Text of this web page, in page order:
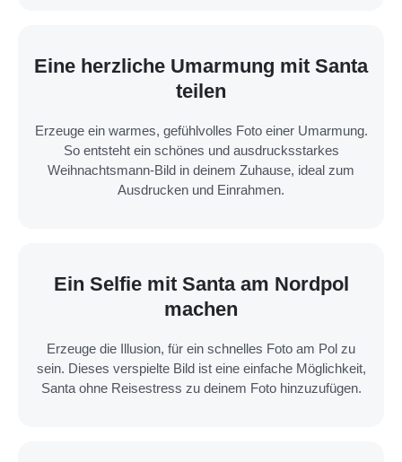
Eine herzliche Umarmung mit Santa
teilen
Erzeuge ein warmes, gefühlvolles Foto einer Umarmung.
So entsteht ein schönes und ausdrucksstarkes
Weihnachtsmann-Bild in deinem Zuhause, ideal zum
Ausdrucken und Einrahmen.
Ein Selfie mit Santa am Nordpol
machen
Erzeuge die Illusion, für ein schnelles Foto am Pol zu
sein. Dieses verspielte Bild ist eine einfache Möglichkeit,
Santa ohne Reisestress zu deinem Foto hinzuzufügen.